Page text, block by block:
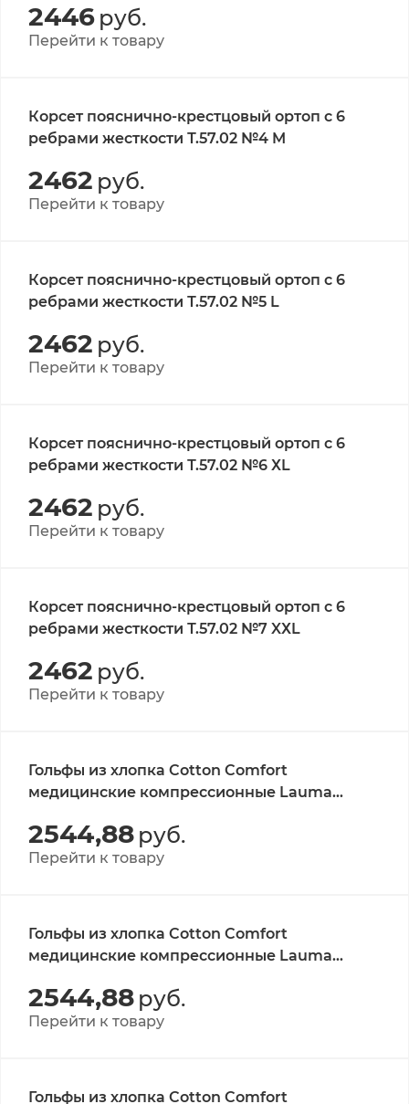
2446 руб.
Перейти к товару
Корсет пояснично-крестцовый ортоп с 6
ребрами жесткости Т.57.02 №4 M
2462 руб.
Перейти к товару
Корсет пояснично-крестцовый ортоп с 6
ребрами жесткости Т.57.02 №5 L
2462 руб.
Перейти к товару
Корсет пояснично-крестцовый ортоп с 6
ребрами жесткости Т.57.02 №6 ХL
2462 руб.
Перейти к товару
Корсет пояснично-крестцовый ортоп с 6
ребрами жесткости Т.57.02 №7 XХL
2462 руб.
Перейти к товару
Гольфы из хлопка Cotton Comfort
медицинские компрессионные Lauma
2544,88 руб.
Перейти к товару
Гольфы из хлопка Cotton Comfort
медицинские компрессионные Lauma
2544,88 руб.
Перейти к товару
Гольфы из хлопка Cotton Comfort